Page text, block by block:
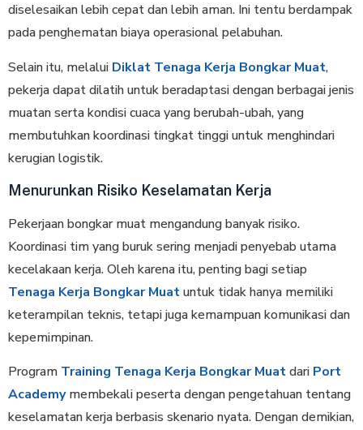
diselesaikan lebih cepat dan lebih aman. Ini tentu berdampak
pada penghematan biaya operasional pelabuhan.
Selain itu, melalui Diklat Tenaga Kerja Bongkar Muat,
pekerja dapat dilatih untuk beradaptasi dengan berbagai jenis
muatan serta kondisi cuaca yang berubah-ubah, yang
membutuhkan koordinasi tingkat tinggi untuk menghindari
kerugian logistik.
Menurunkan Risiko Keselamatan Kerja
Pekerjaan bongkar muat mengandung banyak risiko.
Koordinasi tim yang buruk sering menjadi penyebab utama
kecelakaan kerja. Oleh karena itu, penting bagi setiap
Tenaga Kerja Bongkar Muatuntuk tidak hanya memiliki
keterampilan teknis, tetapi juga kemampuan komunikasi dan
kepemimpinan.
Program Training Tenaga Kerja Bongkar Muatdari Port
Academymembekali peserta dengan pengetahuan tentang
keselamatan kerja berbasis skenario nyata. Dengan demikian,